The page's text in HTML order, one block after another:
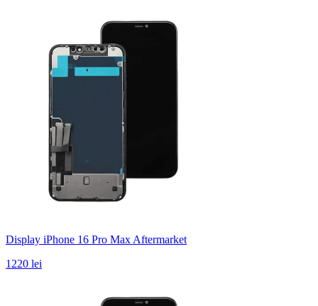
Display iPhone 16 Pro Max Aftermarket
1220 lei